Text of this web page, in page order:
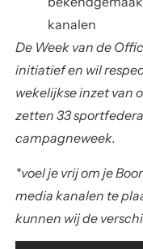
kanalen
De Week van de
initiatief en wil
wekelijkse inzet van
zetten 33
campagneweek.
*voel je vrij om je
media kanalen te
kunnen wij de